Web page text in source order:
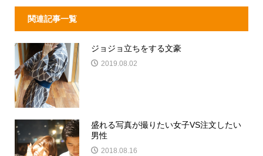
関連記事一覧
ジョジョ立ちをする文豪
2019.08.02
盛れる写真が撮りたい女子VS注文したい
男性
2018.08.16